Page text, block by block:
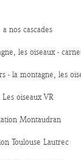
a nos cascades
les oiseaux -
- la montagne, les
Les oiseaux VR
Montaudran
Toulouse Lautrec